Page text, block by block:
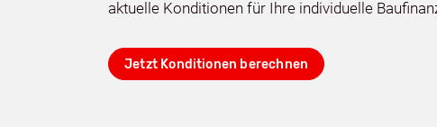
aktuelle Konditionen für Ihre individuelle
Jetzt Konditionen berechnen